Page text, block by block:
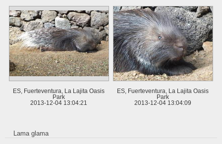
ES, Fuerteventura, La Lajita Oasis
Park
2013-12-04 13:04:21
ES, Fuerteventura, La Lajita Oasis
Park
2013-12-04 13:04:09
Lama glama